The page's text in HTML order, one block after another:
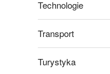
Technologie
Transport
Turystyka